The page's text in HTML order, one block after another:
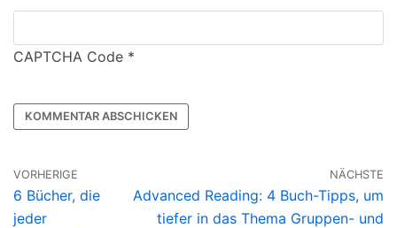
CAPTCHA Code *
VORHERIGE
6 Bücher, die
jeder
NÄCHSTE
Advanced Reading: 4 Buch-Tipps, um
tiefer in das Thema Gruppen- und